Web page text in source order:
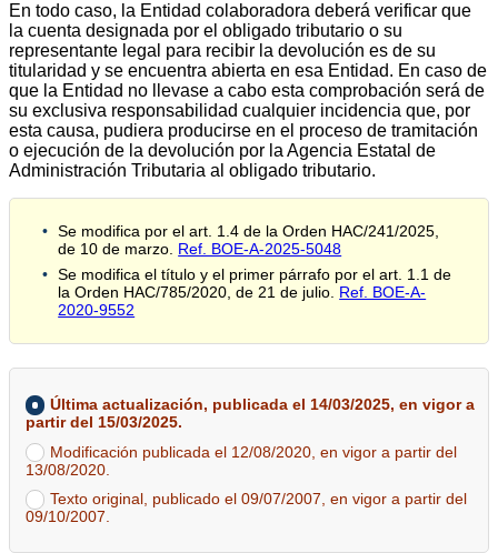
En todo caso, la Entidad colaboradora deberá verificar que
la cuenta designada por el obligado tributario o su
representante legal para recibir la devolución es de su
titularidad y se encuentra abierta en esa Entidad. En caso de
que la Entidad no llevase a cabo esta comprobación será de
su exclusiva responsabilidad cualquier incidencia que, por
esta causa, pudiera producirse en el proceso de tramitación
o ejecución de la devolución por la Agencia Estatal de
Administración Tributaria al obligado tributario.
Se modifica por el art. 1.4 de la Orden HAC/241/2025,
de 10 de marzo. Ref. BOE-A-2025-5048
Se modifica el título y el primer párrafo por el art. 1.1 de
la Orden HAC/785/2020, de 21 de julio. Ref. BOE-A-
2020-9552
Última actualización, publicada el 14/03/2025, en vigor a
partir del 15/03/2025.
Modificación publicada el 12/08/2020, en vigor a partir del
13/08/2020.
Texto original, publicado el 09/07/2007, en vigor a partir del
09/10/2007.